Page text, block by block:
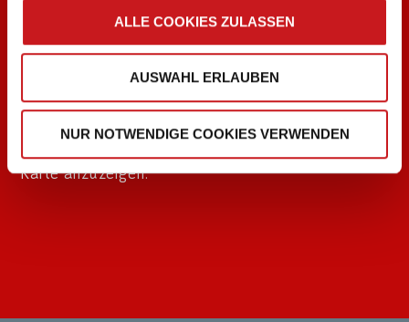
ALLE COOKIES ZULASSEN
AUSWAHL ERLAUBEN
NUR NOTWENDIGE COOKIES VERWENDEN
Bitte aktivieren Sie in Ihren
Karte anzuzeigen.